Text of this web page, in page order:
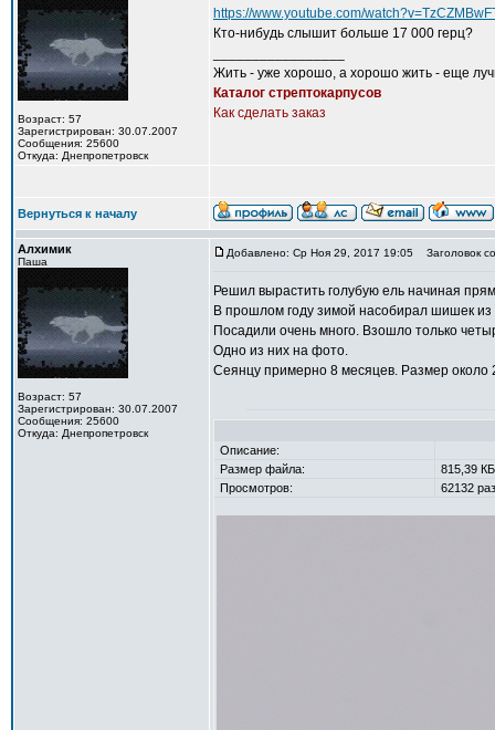
Возраст: 57
Зарегистрирован: 30.07.2007
Сообщения: 25600
Откуда: Днепропетровск
https://www.youtube.com/
Кто-нибудь слышит больше 17 000 герц?
Жить - уже хорошо, а хорошо жить - еще
Каталог стрептокарпусов
Как сделать заказ
Вернуться к началу
Алхимик
Паша
Возраст: 57
Зарегистрирован: 30.07.2007
Сообщения: 25600
Откуда: Днепропетровск
Добавлено: Ср Ноя 29, 2017 19:05 Заголовок
Решил вырастить голубую ель начиная
В прошлом году зимой насобирал шишек
Посадили очень много. Взошло только
Одно из них на фото.
Сеянцу примерно 8 месяцев. Размер около
Описание:
Размер файла:
815,39 КБ
Просмотров:
62132